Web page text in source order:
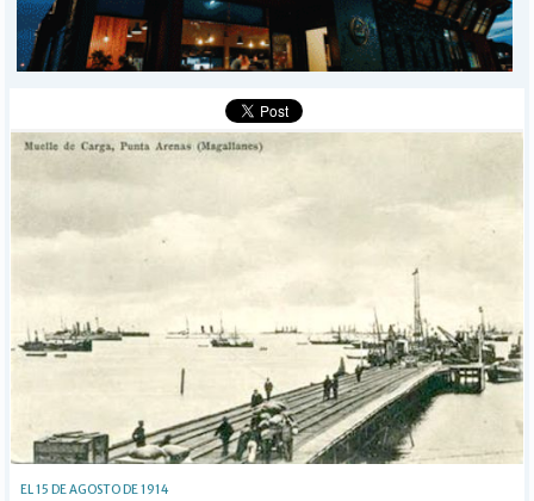
BÚSQUEDA
EL 15 DE AGOSTO DE 1914